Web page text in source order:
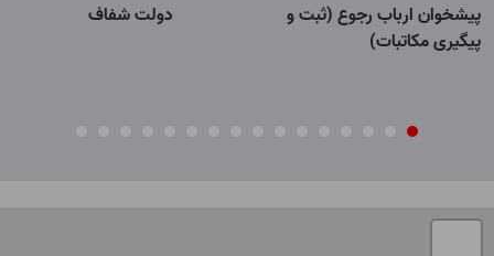
پیشخوان ارباب رجوع (ثبت و
پیگیری مکاتبات)
دولت شفاف